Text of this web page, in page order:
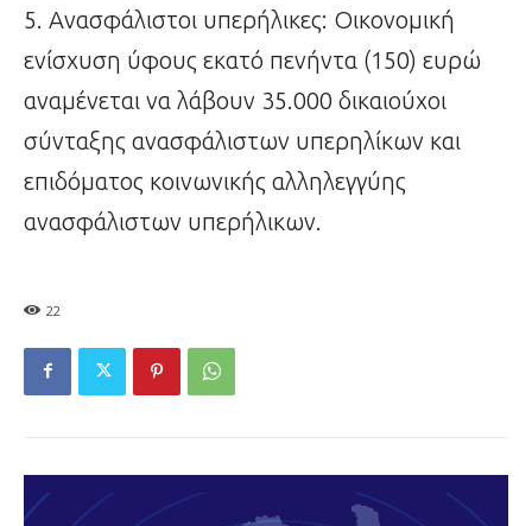
5. Ανασφάλιστοι υπερήλικες: Οικονομική
ενίσχυση ύφους εκατό πενήντα (150) ευρώ
αναμένεται να λάβουν 35.000 δικαιούχοι
σύνταξης ανασφάλιστων υπερηλίκων και
επιδόματος κοινωνικής αλληλεγγύης
ανασφάλιστων υπερήλικων.
22